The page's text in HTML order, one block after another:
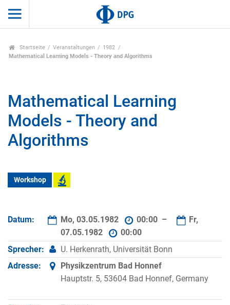
Startseite Veranstaltungen
1982
Mathematical Learning Models - Theory and Algorithms
Mathematical Learning
Models - Theory and
Algorithms
Workshop
Datum: Mo, 03.05.1982 00:00 –
Fr,
07.05.1982
00:00
Sprecher:
U. Herkenrath, Universität Bonn
Adresse:
Physikzentrum Bad Honnef
Hauptstr. 5, 53604 Bad Honnef, Germany